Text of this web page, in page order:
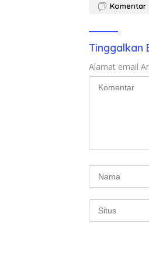
Komentar
Tinggalkan
Alamat email